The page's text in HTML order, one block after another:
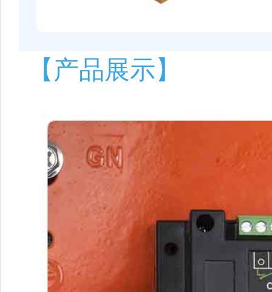
【产品展示】